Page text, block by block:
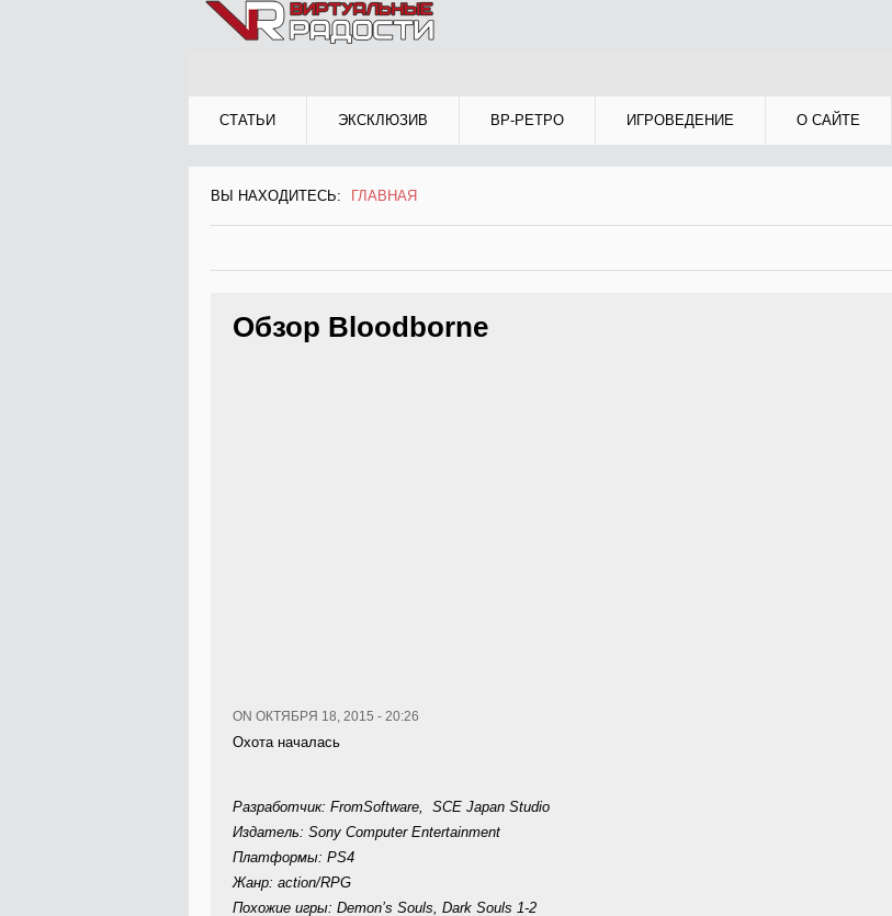
СТАТЬИ ЭКСКЛЮЗИВ ВР-РЕТРО ИГРОВЕДЕНИЕ О САЙТЕ
ВЫ НАХОДИТЕСЬ:
ВЫ НАХОДИТЕСЬ
ГЛАВНАЯ
Обзор Bloodborne
ON ОКТЯБРЯ 18, 2015 - 20:26
Охота началась
Разработчик: FromSoftware, SCE Japan Studio
Издатель: Sony Computer Entertainment
Платформы: PS4
Жанр: action/RPG
Похожие игры: Demon’s Souls, Dark Souls 1-2